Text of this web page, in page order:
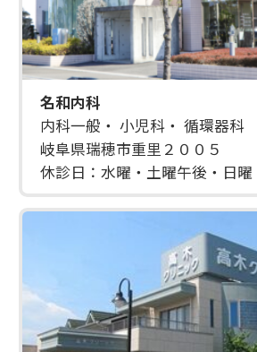
名和内科
内科一般・ 小児科・ 循環器科
岐阜県瑞穂市重里２００５
休診日：水曜・土曜午後・日曜